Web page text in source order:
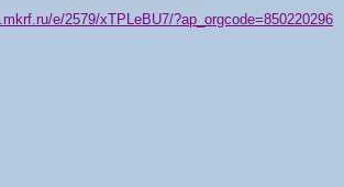
e/2579/xTPLeBU7/?ap_orgcode=850220296